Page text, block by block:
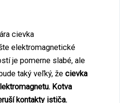
cievka
elektromagnetické
je pomerne slabé, ale
taký veľký, žecievka
Kotva
kontakty ističa.